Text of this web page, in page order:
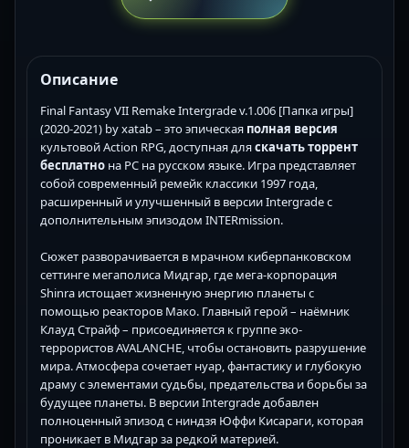
Описание
Final Fantasy VII Remake Intergrade v.1.006 [Папка игры]
(2020-2021) by xatab – это эпическая полная версия
культовой Action RPG, доступная дляскачать торрент
бесплатно на PC на русском языке. Игра представляет
собой современный ремейк классики 1997 года,
расширенный и улучшенный в версии Intergrade с
дополнительным эпизодом INTERmission.
Сюжет разворачивается в мрачном киберпанковском
сеттинге мегаполиса Мидгар, где мега-корпорация
Shinra истощает жизненную энергию планеты с
помощью реакторов Мако. Главный герой – наёмник
Клауд Страйф – присоединяется к группе эко-
террористов AVALANCHE, чтобы остановить разрушение
мира. Атмосфера сочетает нуар, фантастику и глубокую
драму с элементами судьбы, предательства и борьбы за
будущее планеты. В версии Intergrade добавлен
полноценный эпизод с ниндзя Юффи Кисараги, которая
проникает в Мидгар за редкой материей.